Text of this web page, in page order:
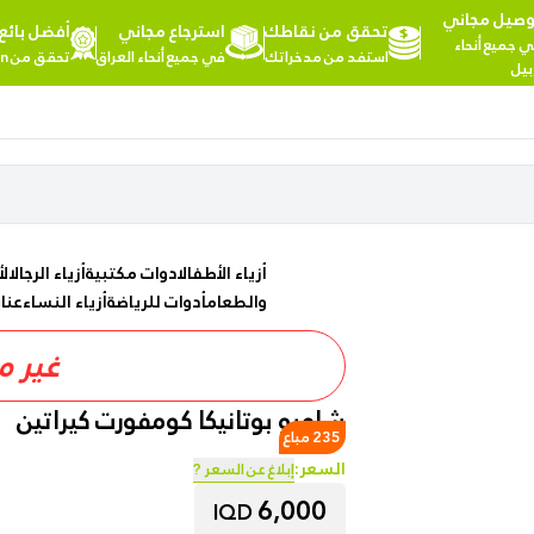
مجاني
جميع أنحاء
تحقق من نقاطك
استفد من مدخراتك
استرجاع مجاني
في جميع أنحاء العراق
أفضل بائع
تحقق من NTA Kitchen
أزياء الأطفالادوات مكتبيةأزياء الرجال
والطعامأدوات للرياضةأزياء النساء
مرحبا,
تسجيل
الدخول
تسوق
حسبمن
Health
&
Beauty
Supply
Cameras
غير
شامبو بوتانيكا كومفورت كيراتين
235 مباع
السعر:إبلاغ عن السعر ?
6,000
IQD